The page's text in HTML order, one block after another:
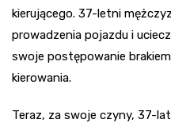
kierującego. 37-letni
prowadzenia pojazdu i
swoje postępowanie
kierowania.
Teraz, za swoje czyny, 37-